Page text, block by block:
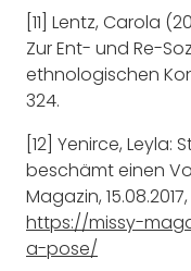
[11] Lentz, Carola
Zur Ent- und Re-
ethnologischen
324.
[12] Yenirce, Leyla:
beschämt einen
Magazin, 15.08.2017,
https://missy-
a-pose/